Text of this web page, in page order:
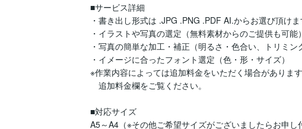
■サービス詳細
・書き出し形式は .JPG .PNG .PDF AI.からお選び頂けま
・イラストや写真の選定（無料素材からのご提供も可能）
・写真の簡単な加工・補正（明るさ・色合い、トリミン
・イメージに合ったフォント選定（色・形・サイズ）
※作業内容によっては追加料金をいただく場合があります
追加料金欄をご覧ください。
■対応サイズ
A5～A4（※その他ご希望サイズがございましたらお申し